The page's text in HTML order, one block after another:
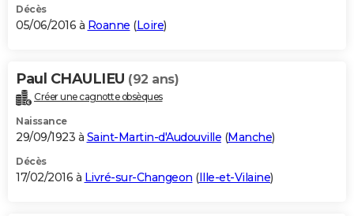
Décès
05/06/2016 à Roanne (Loire)
Paul CHAULIEU (92 ans)
Créer une cagnotte obsèques
Naissance
29/09/1923 à Saint-Martin-d'Audouville (Manche)
Décès
17/02/2016 à Livré-sur-Changeon (Ille-et-Vilaine)